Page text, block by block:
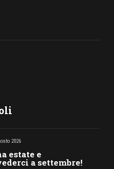
2026
estate e
a settembre!